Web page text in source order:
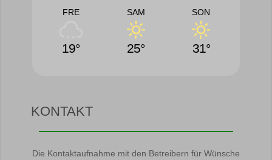
FRE
19°
SAM
25°
SON
31°
KONTAKT
Die Kontaktaufnahme mit den Betreibern für Wünsche